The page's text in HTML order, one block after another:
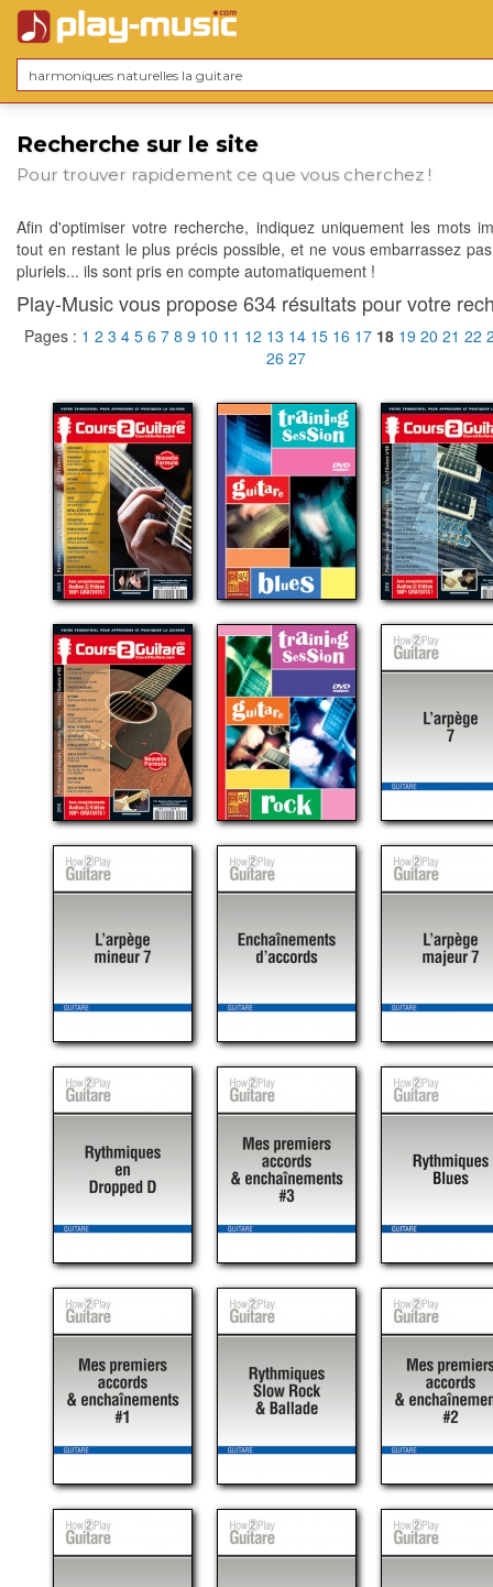
Recherche sur le site
Pour trouver rapidement ce que vous cherchez !
Afin d'optimiser votre recherche, indiquez uniquement les mots
tout en restant le plus précis possible, et ne vous embarrassez
pluriels... ils sont pris en compte automatiquement !
Play-Music vous propose 634 résultats pour votre
Pages : 1 2 3 4 5 6 7 8 9 10 11 12 13 14 15 16 17 18 19 20 21 22
26 27